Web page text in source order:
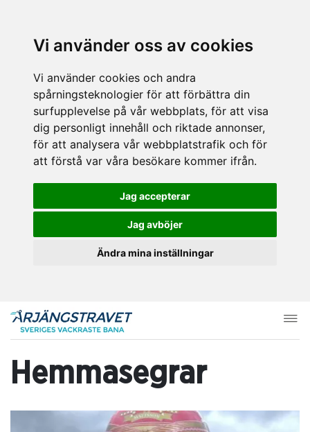
Vi använder oss av cookies
Vi använder cookies och andra
spårningsteknologier för att förbättra din
surfupplevelse på vår webbplats, för att visa
dig personligt innehåll och riktade annonser,
för att analysera vår webbplatstrafik och för
att förstå var våra besökare kommer ifrån.
Jag accepterar
Jag avböjer
Ändra mina inställningar
Hemmasegrar